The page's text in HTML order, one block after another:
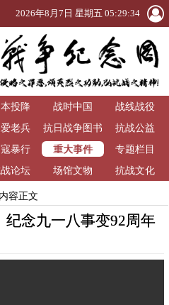
2026年8月7日 星期五 05:29:34
投降 战时中国
战线战役
老兵
抗日战争图书
馆
抗战公益
暴行 重大事件
专题栏目
论坛 场馆文物 抗战文化
容正文
念九一八事变92周年